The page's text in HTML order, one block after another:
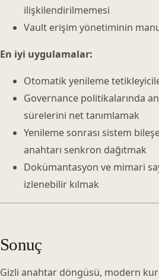
ilişkilendirilmemesi
Vault erişim yönetiminin
En iyi uygulamalar:
Otomatik yenileme
Governance politikalarında
sürelerini net tanımlamak
Yenileme sonrası sistem
anahtarı senkron dağıtmak
Dokümantasyon ve mimari
izlenebilir kılmak
Sonuç
Gizli anahtar döngüsü, modern